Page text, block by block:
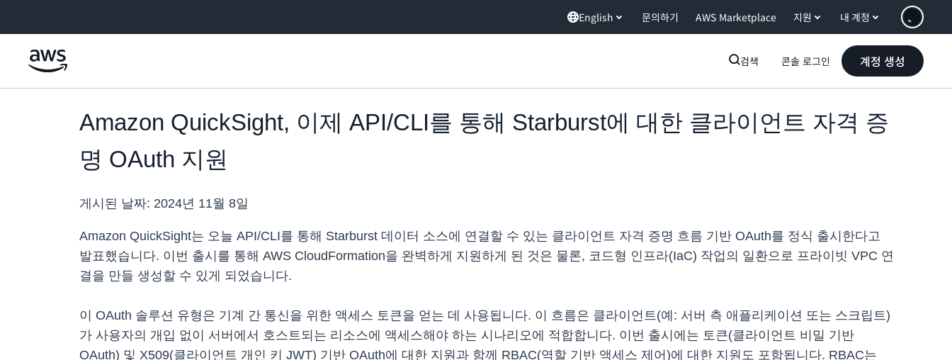
English 문의하기 AWS Marketplace 지원 내 계정
검색 콘솔 로그인 계정 생성
Amazon QuickSight, 이제 API/CLI를 통해 Starburst에 대한 클라이언트 자격 증
명 OAuth 지원
게시된 날짜: 2024년 11월 8일
Amazon QuickSight는 오늘 API/CLI를 통해 Starburst 데이터 소스에 연결할 수 있는 클라이언트 자격 증명 흐름 기반 OAuth를 정식 출시한다고
발표했습니다. 이번 출시를 통해 AWS CloudFormation을 완벽하게 지원하게 된 것은 물론, 코드형 인프라(IaC) 작업의 일환으로 프라이빗 VPC 연
결을 만들 생성할 수 있게 되었습니다.
이 OAuth 솔루션 유형은 기계 간 통신을 위한 액세스 토큰을 얻는 데 사용됩니다. 이 흐름은 클라이언트(예: 서버 측 애플리케이션 또는 스크립트)
가 사용자의 개입 없이 서버에서 호스트되는 리소스에 액세스해야 하는 시나리오에 적합합니다. 이번 출시에는 토큰(클라이언트 비밀 기반
OAuth) 및 X509(클라이언트 개인 키 JWT) 기반 OAuth에 대한 지원과 함께 RBAC(역할 기반 액세스 제어)에 대한 지원도 포함됩니다. RBAC는